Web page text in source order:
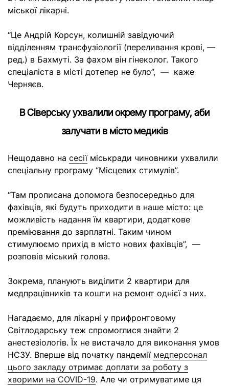
міської лікарні.
“Це Андрій Корсун, колишній завідуючий
відділенням трансфузіології (переливання крові, —
ред.) в Бахмуті. За фахом він гінеколог. Такого
спеціаліста в місті дотепер не було”, — каже
Черняєв.
В Сіверську ухвалили окрему програму, аби
залучати в місто медиків
Нещодавно на сесіїміськради чиновники ухвалили
спеціальну програму “Місцевих стимулів”.
“Там прописана допомога безпосередньо для
фахівців, які будуть приходити в наше місто: це
можливість надання їм квартири, додаткове
преміювання до зарплатні. Таким чином
стимулюємо прихід в місто нових фахівців”, —
розповів міський голова.
Зокрема, планують виділити 2 квартири для
медпрацівників та кошти на ремонт однієї з них.
Нагадаємо, для лікарні у прифронтовому
Світлодарську теж спромоглися знайти 2
анестезіологів. Їх не вистачало для виконання умов
НСЗУ. Вперше від початку пандемії медперсонал
цього закладу отримає доплати за роботу з
хворими на COVID-19. Але чи отримуватиме ця